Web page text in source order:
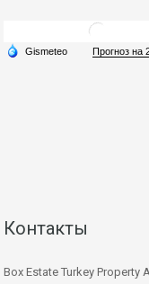
Контакты
Box Estate Turkey Property